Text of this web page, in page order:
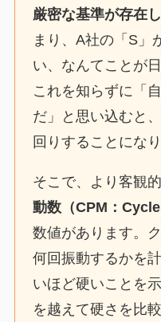
厳密な基準が存在
まり、A社の「S」
い、なんてことが
これを知らずに「
だ」と思い込むと
回りすることになり
そこで、より客観
動数（CPM：
数値があります。
何回振動するかを
いほど硬いことを
を越えて硬さを比